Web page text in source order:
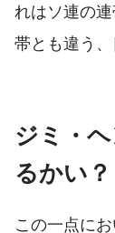
れはソ連の
帯とも違う、
ジミ・
るかい？
この一点に